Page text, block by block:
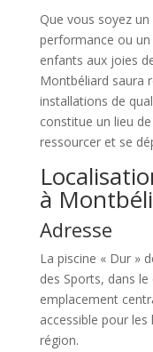
Que vous soyez
performance ou
enfants aux joies
Montbéliard saura
installations de
constitue un lieu
ressourcer et se
à
Adresse
La piscine « Dur »
des Sports, dans
emplacement
accessible pour
région.